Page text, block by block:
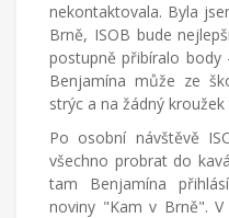
nekontaktovala. Byla
Brně, ISOB bude
postupně přibíralo body
Benjamína může ze
strýc a na žádný
Po osobní návštěvě
všechno probrat do
tam Benjamína
noviny "Kam v Brně".